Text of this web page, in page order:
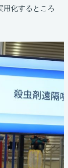
用化するところ